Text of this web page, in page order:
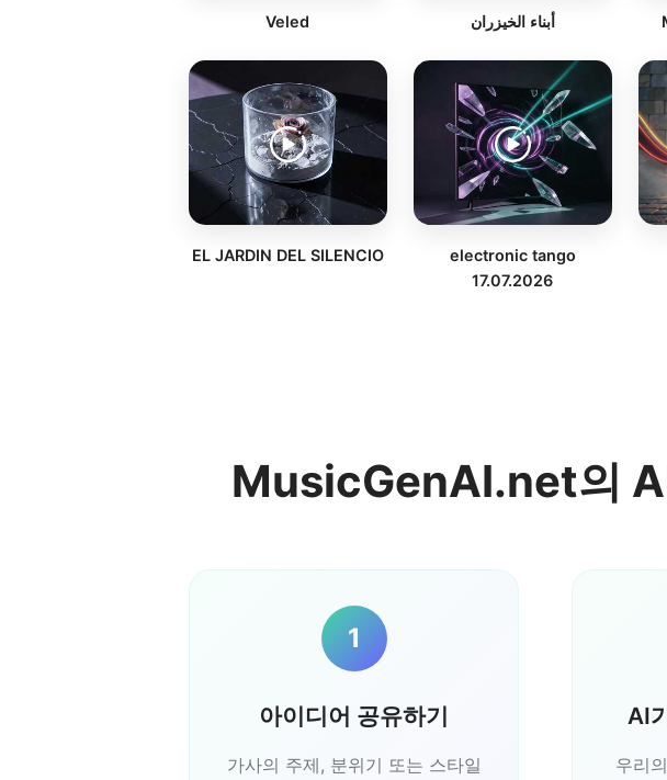
Veled أبناء الخيزران
EL JARDIN DEL SILENCIO
electronic tango
17.07.2026
MusicGenAI.net의
1
아이디어 공유하기
가사의 주제, 분위기 또는 스타일
AI
우리